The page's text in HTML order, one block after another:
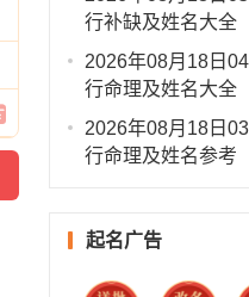
行补缺及姓名大全
2026年08月18日
行命理及姓名大全
2026年08月18日
行命理及姓名参考
起名广告